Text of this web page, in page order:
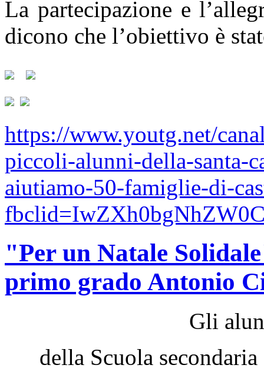
La partecipazione e
dicono che l’obiettivo è
https://www.youtg.net/
piccoli-alunni-della-santa-
aiutiamo-50-famiglie-di-
"Per un Natale
primo grado Antonio
Gli
della Scuola